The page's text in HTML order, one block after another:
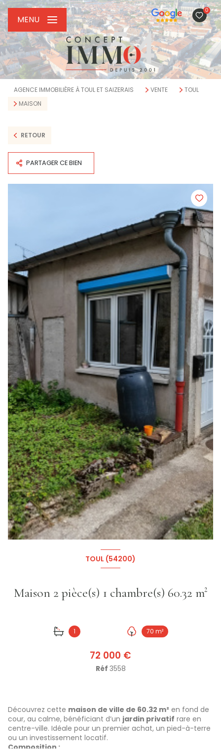
0
MENU
AGENCE IMMOBILIÈRE À TOUL ET SAIZERAIS VENTE
TOUL
MAISON
RETOUR
PARTAGER CE BIEN
+2
TOUL (54200)
Maison 2 pièce(s) 1 chambre(s) 60.32 m²
1 70 m²
72 000 €
Réf 3558
Découvrez cette maison de ville de 60.32 m² en fond de
cour, au calme, bénéficiant d’un jardin privatif rare en
centre-ville. Idéale pour un premier achat, un pied-à-terre
ou un investissement locatif.
Composition :